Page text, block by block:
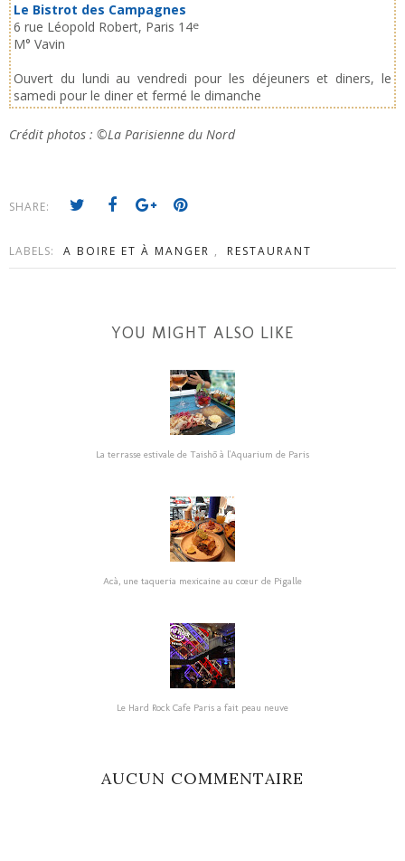
Le Bistrot des Campagnes
6 rue Léopold Robert, Paris 14e
M° Vavin
Ouvert du lundi au vendredi pour les déjeuners et diners, le
samedi pour le diner et fermé le dimanche
Crédit photos : ©La Parisienne du Nord
SHARE:
LABELS: A BOIRE ET À MANGER , RESTAURANT
YOU MIGHT ALSO LIKE
La terrasse estivale de Taishō à l'Aquarium de Paris
Acà, une taqueria mexicaine au cœur de Pigalle
Le Hard Rock Cafe Paris a fait peau neuve
AUCUN COMMENTAIRE